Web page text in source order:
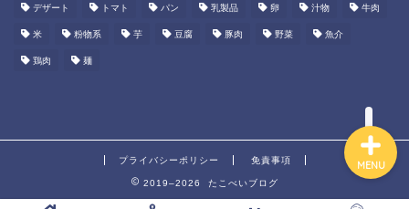
デザート トマト パン 乳製品 卵 汁物 牛肉
米 粉物系 芋 豆腐 豚肉 野菜 魚介
鶏肉 麺
プライバシーポリシー 免責事項
2019–2026 たこべいブログ
MENU
ダイエット